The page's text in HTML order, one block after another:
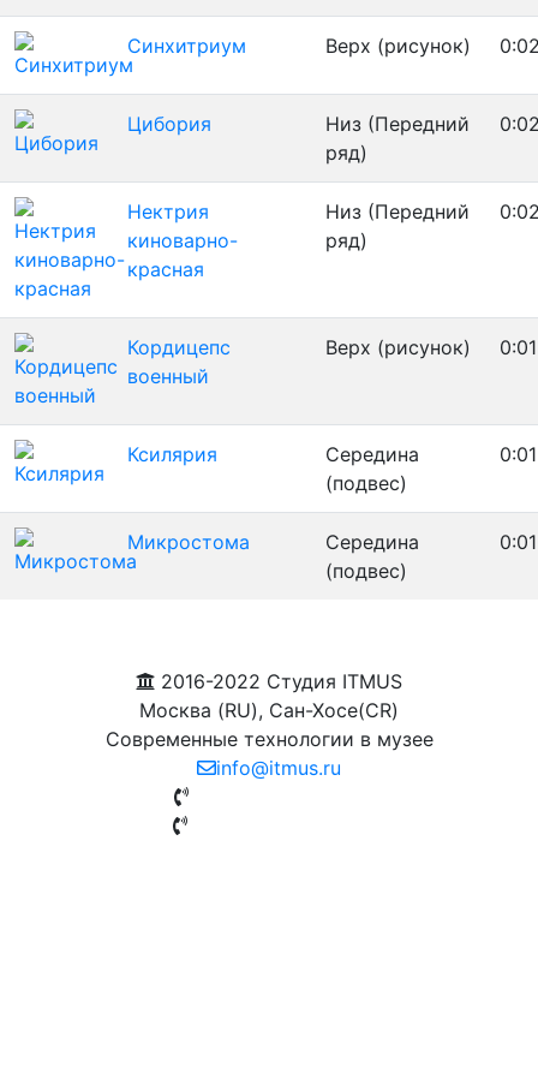
Синхитриум Верх (рисунок)
Цибория
Низ (Передний
ряд)
Нектрия
киноварно-
красная
Низ (Передний
ряд)
Кордицепс
военный
Верх (рисунок) 0:01
Ксилярия
Середина
(подвес)
0:01
Микростома
Середина
(подвес)
0:01
2016-2022 Студия ITMUS
Москва (RU), Сан-Хосе(CR)
Современные технологии в музее
info@itmus.ru
+7(977)608-52-64